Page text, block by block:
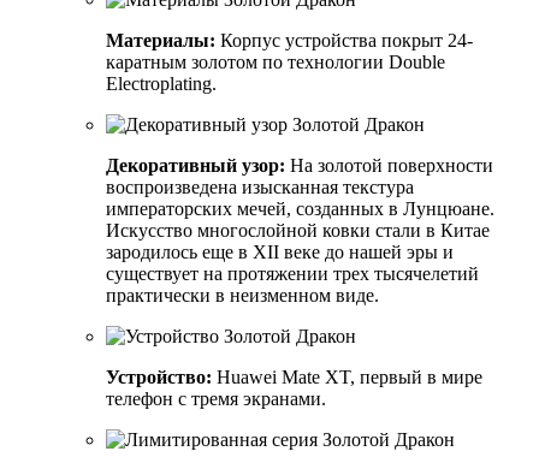
Материалы: Корпус устройства покрыт 24-
каратным золотом по технологии Double
Electroplating.
Декоративный узор: На золотой поверхности
воспроизведена изысканная текстура
императорских мечей, созданных в Лунцюане.
Искусство многослойной ковки стали в Китае
зародилось еще в XII веке до нашей эры и
существует на протяжении трех тысячелетий
практически в неизменном виде.
Устройство: Huawei Mate XT, первый в мире
телефон с тремя экранами.